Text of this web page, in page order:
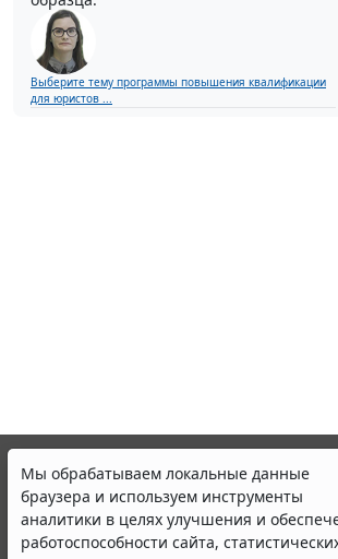
Выберите тему программы повышения квалификации
для юристов ...
настройках браузера. Пожалуйста,
ознакомьтесь с условиями их обработки
Принять
© ООО "НПП "ГАРАНТ-СЕРВИС", 2026.
участниками Российской ассоциации
Все права на материалы сайта
Полное или частичное